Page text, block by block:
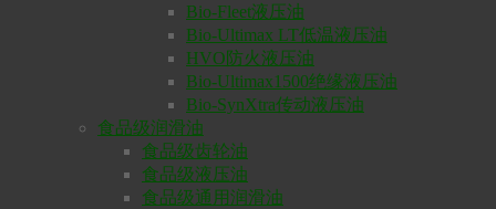
Bio-Fleet液压油
Bio-Ultimax LT低温液压油
HVO防火液压油
Bio-Ultimax1500绝缘液压油
Bio-SynXtra传动液压油
食品级润滑油
食品级齿轮油
食品级液压油
食品级通用润滑油